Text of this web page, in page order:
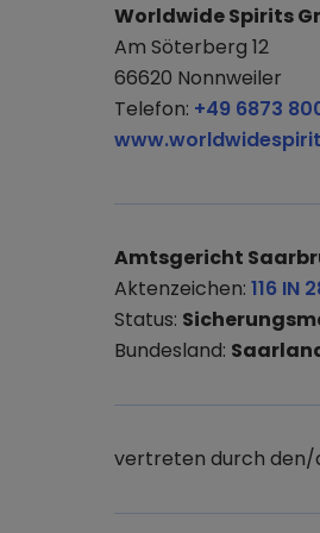
Worldwide Spirits
Am Söterberg 12
66620 Nonnweiler
Telefon: +49 6873
Amtsgericht
Aktenzeichen: 116 IN
Status:
Bundesland:
vertreten durch